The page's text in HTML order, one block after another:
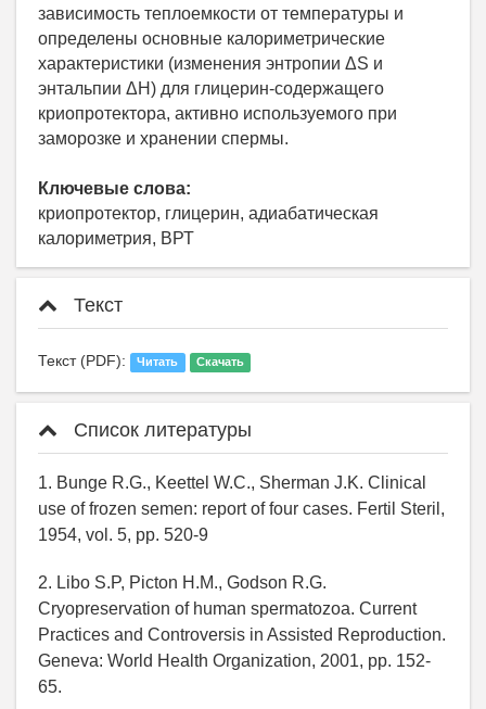
зависимость теплоемкости от температуры и
определены основные калориметрические
характеристики (изменения энтропии ΔS и
энтальпии ΔH) для глицерин-содержащего
криопротектора, активно используемого при
заморозке и хранении спермы.
Ключевые слова:
криопротектор, глицерин, адиабатическая
калориметрия, ВРТ
Текст
Текст (PDF): Читать Скачать
Список литературы
1. Bunge R.G., Keettel W.C., Sherman J.K. Clinical
use of frozen semen: report of four cases. Fertil Steril,
1954, vol. 5, pp. 520-9
2. Libo S.P, Picton H.M., Godson R.G.
Cryopreservation of human spermatozoa. Current
Practices and Controversis in Assisted Reproduction.
Geneva: World Health Organization, 2001, pр. 152-
65.